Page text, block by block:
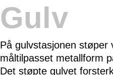
Gulv
På gulvstasjonen støper
måltilpasset metallform
Det støpte gulvet